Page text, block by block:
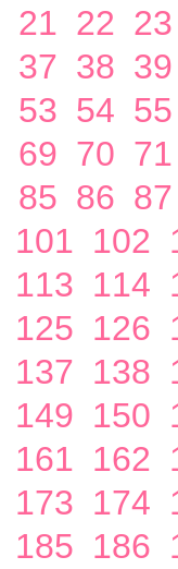
21 22 23
37 38 39
53 54 55
69 70 71
85 86 87
101 102
113 114
125 126
137 138
149 150
161 162
173 174
185 186